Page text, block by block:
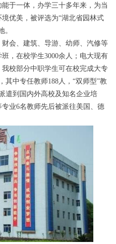
于一体，办学三十多年来，为当
优美，被评选为“湖北省园林式
会、建筑、导游、幼师、汽修等
，在校学生3000余人；电大现有
校部分中职学生可在校完成大专
其中专任教师188人，“双师型”教
遣到国内外高校及知名企业培
业6名教师先后被派往美国、德